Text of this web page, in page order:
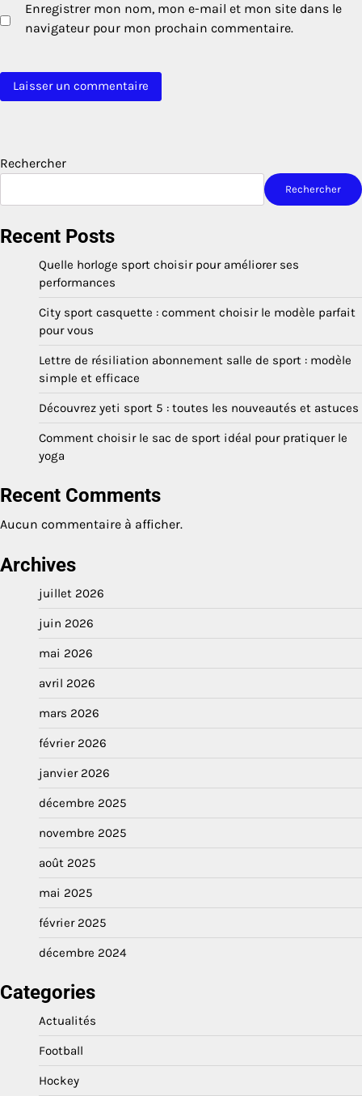
Enregistrer mon nom, mon e-mail et mon site dans le
navigateur pour mon prochain commentaire.
Rechercher
Rechercher
Recent Posts
Quelle horloge sport choisir pour améliorer ses
performances
City sport casquette : comment choisir le modèle parfait
pour vous
Lettre de résiliation abonnement salle de sport : modèle
simple et efficace
Découvrez yeti sport 5 : toutes les nouveautés et astuces
Comment choisir le sac de sport idéal pour pratiquer le
yoga
Recent Comments
Aucun commentaire à afficher.
Archives
juillet 2026
juin 2026
mai 2026
avril 2026
mars 2026
février 2026
janvier 2026
décembre 2025
novembre 2025
août 2025
mai 2025
février 2025
décembre 2024
Categories
Actualités
Football
Hockey